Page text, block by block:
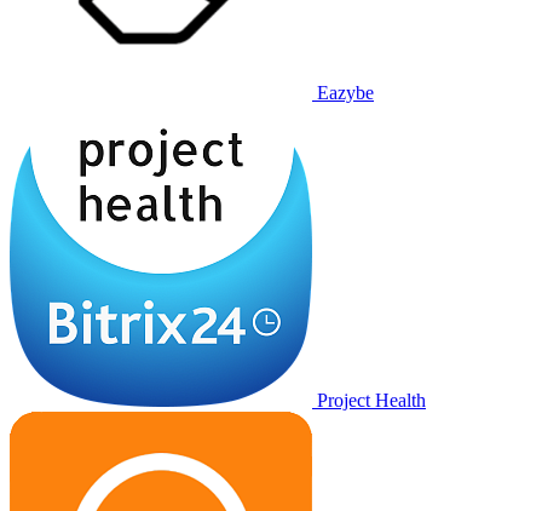
Eazybe
Project Health